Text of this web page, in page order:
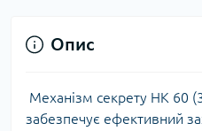
Опис
Механізм секрету HK 60
забезпечує ефективний